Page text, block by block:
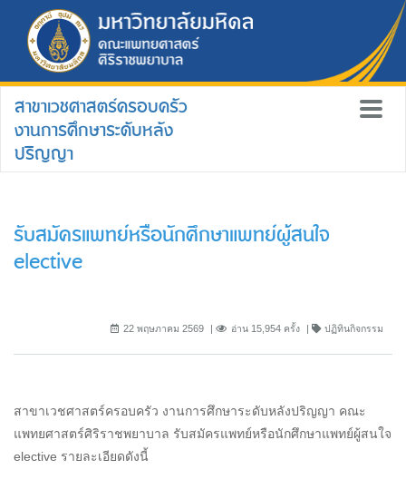
สาขาเวชศาสตร์ครอบครัว
งานการศึกษาระดับหลัง
ปริญญา
รับสมัครแพทย์หรือนักศึกษาแพทย์ผู้สนใจ
elective
22 พฤษภาคม 2569 อ่าน 15,954 ครั้ง ปฏิทินกิจกรรม
สาขาเวชศาสตร์ครอบครัว งานการศึกษาระดับหลังปริญญา คณะ
แพทยศาสตร์ศิริราชพยาบาล รับสมัครแพทย์หรือนักศึกษาแพทย์ผู้สนใจ
elective รายละเอียดดังนี้